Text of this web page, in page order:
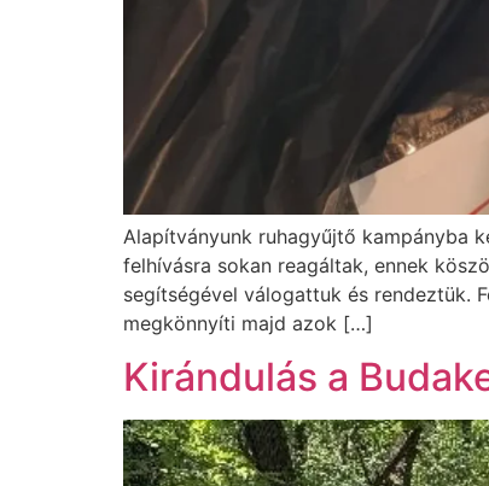
Alapítványunk ruhagyűjtő kampányba
felhívásra sokan reagáltak, ennek
segítségével válogattuk és rendeztük.
megkönnyíti majd azok […]
Kirándulás a